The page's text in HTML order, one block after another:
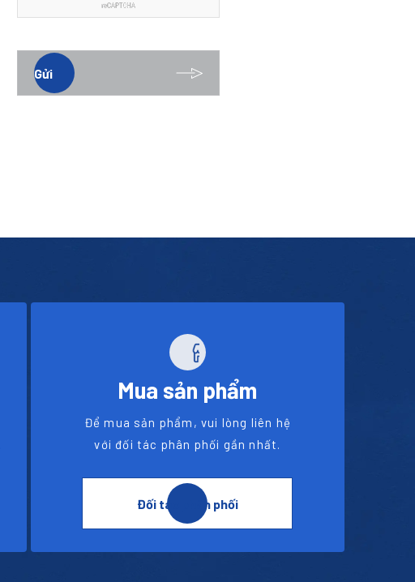
Gửi
Gửi
Mua sản phẩm
Để mua sản phẩm, vui lòng liên hệ
với đối tác phân phối gần nhất.
Đối tác phân phối